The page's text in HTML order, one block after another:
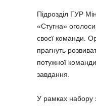
Підрозділ ГУР
«Стугна»
своєї команди.
прагнуть
потужної
завдання.
У рамках набору